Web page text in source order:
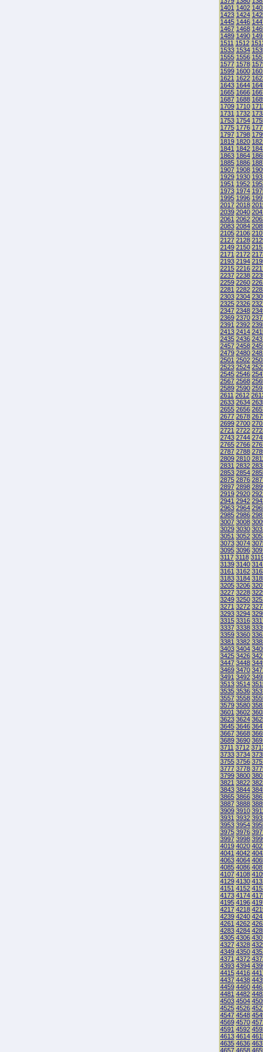
1401 1402
1423 1424
1445 1446
1467 1468
1489 1490
1511 1512
1533 1534
1555 1556
1577 1578
1599 1600
1621 1622
1643 1644
1665 1666
1687 1688
1709 1710
1731 1732
1753 1754
1775 1776
1797 1798
1819 1820
1841 1842
1863 1864
1885 1886
1907 1908
1929 1930
1951 1952
1973 1974
1995 1996
2017 2018
2039 2040
2061 2062
2083 2084
2105 2106
2127 2128
2149 2150
2171 2172
2193 2194
2215 2216
2237 2238
2259 2260
2281 2282
2303 2304
2325 2326
2347 2348
2369 2370
2391 2392
2413 2414
2435 2436
2457 2458
2479 2480
2501 2502
2523 2524
2545 2546
2567 2568
2589 2590
2611 2612
2633 2634
2655 2656
2677 2678
2699 2700
2721 2722
2743 2744
2765 2766
2787 2788
2809 2810
2831 2832
2853 2854
2875 2876
2897 2898
2919 2920
2941 2942
2963 2964
2985 2986
3007 3008
3029 3030
3051 3052
3073 3074
3095 3096
3117 3118
3139 3140
3161 3162
3183 3184
3205 3206
3227 3228
3249 3250
3271 3272
3293 3294
3315 3316
3337 3338
3359 3360
3381 3382
3403 3404
3425 3426
3447 3448
3469 3470
3491 3492
3513 3514
3535 3536
3557 3558
3579 3580
3601 3602
3623 3624
3645 3646
3667 3668
3689 3690
3711 3712
3733 3734
3755 3756
3777 3778
3799 3800
3821 3822
3843 3844
3865 3866
3887 3888
3909 3910
3931 3932
3953 3954
3975 3976
3997 3998
4019 4020
4041 4042
4063 4064
4085 4086
4107 4108
4129 4130
4151 4152
4173 4174
4195 4196
4217 4218
4239 4240
4261 4262
4283 4284
4305 4306
4327 4328
4349 4350
4371 4372
4393 4394
4415 4416
4437 4438
4459 4460
4481 4482
4503 4504
4525 4526
4547 4548
4569 4570
4591 4592
4613 4614
4635 4636
4657 4658